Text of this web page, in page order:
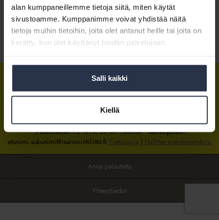
alan kumppaneillemme tietoja siitä, miten käytät
sivustoamme. Kumppanimme voivat yhdistää näitä
tietoja muihin tietoihin, joita olet antanut heille tai joita on
kerätty, kun olet käyttänyt heidän palvelujaan.
Salli kaikki
Kiellä
Kirjaudu sisään
Tietoa jäsenyydestä
IsännöintiliittoIsännöintiliittoIsännöintiliitto
Isännöintiliiton toimistosijaitsee Hakaniemessä Helsingissä.
Postiosoite:PL 1370, 00101 HelsinkiSähköpostit:
etunimi.sukunimi@isannointiliitto.fi Tietosuoja | Hallitse evästeasetuksia
Anna palautetta
Yhteystiedot